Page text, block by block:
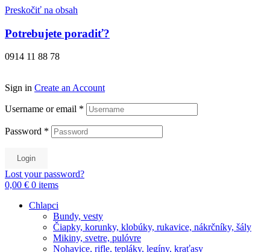
Preskočiť na obsah
Potrebujete poradiť?
0914 11 88 78
Sign in Create an Account
Username or email *
Password *
Login
Lost your password?
0,00 € 0 items
Chlapci
Bundy, vesty
Čiapky, korunky, klobúky, rukavice, nákrčníky, šály
Mikiny, svetre, pulóvre
Nohavice, rifle, tepláky, legíny, kraťasy